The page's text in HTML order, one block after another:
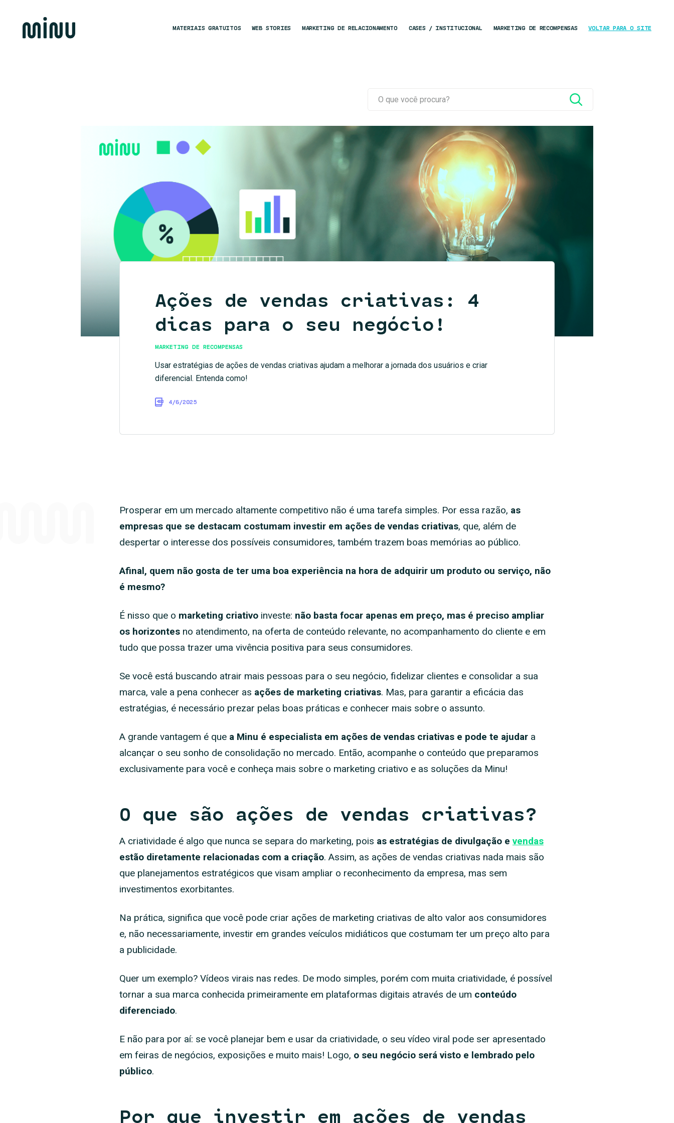
MATERIAIS GRATUITOS WEB STORIES MARKETING DE RELACIONAMENTO CASES / INSTITUCIONAL MARKETING DE RECOMPENSAS VOLTAR PARA O SITE
Ações de vendas criativas: 4
dicas para o seu negócio!
MARKETING DE RECOMPENSAS
Usar estratégias de ações de vendas criativas ajudam a melhorar a jornada dos usuários e criar
diferencial. Entenda como!
4/6/2025
Prosperar em um mercado altamente competitivo não é uma tarefa simples. Por essa razão, as
empresas que se destacam costumam investir em ações de vendas criativas, que, além de
despertar o interesse dos possíveis consumidores, também trazem boas memórias ao público.
Afinal, quem não gosta de ter uma boa experiência na hora de adquirir um produto ou serviço, não
é mesmo?
É nisso que o marketing criativo investe: não basta focar apenas em preço, mas é preciso ampliar
os horizontesno atendimento, na oferta de conteúdo relevante, no acompanhamento do cliente e em
tudo que possa trazer uma vivência positiva para seus consumidores.
Se você está buscando atrair mais pessoas para o seu negócio, fidelizar clientes e consolidar a sua
marca, vale a pena conhecer as ações de marketing criativas. Mas, para garantir a eficácia das
estratégias, é necessário prezar pelas boas práticas e conhecer mais sobre o assunto.
A grande vantagem é que a Minu é especialista em ações de vendas criativas e pode te ajudar a
alcançar o seu sonho de consolidação no mercado. Então, acompanhe o conteúdo que preparamos
exclusivamente para você e conheça mais sobre o marketing criativo e as soluções da Minu!
O que são ações de vendas criativas?
A criatividade é algo que nunca se separa do marketing, pois as estratégias de divulgação e vendas
estão diretamente relacionadas com a criação. Assim, as ações de vendas criativas nada mais são
que planejamentos estratégicos que visam ampliar o reconhecimento da empresa, mas sem
investimentos exorbitantes.
Na prática, significa que você pode criar ações de marketing criativas de alto valor aos consumidores
e, não necessariamente, investir em grandes veículos midiáticos que costumam ter um preço alto para
a publicidade.
Quer um exemplo? Vídeos virais nas redes. De modo simples, porém com muita criatividade, é possível
tornar a sua marca conhecida primeiramente em plataformas digitais através de um conteúdo
diferenciado.
E não para por aí: se você planejar bem e usar da criatividade, o seu vídeo viral pode ser apresentado
em feiras de negócios, exposições e muito mais! Logo, o seu negócio será visto e lembrado pelo
público.
Por que investir em ações de vendas